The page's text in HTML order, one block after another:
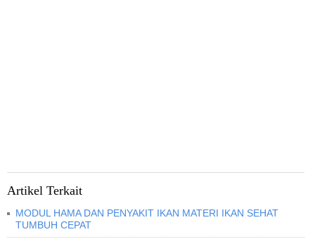
Artikel Terkait
MODUL HAMA DAN PENYAKIT IKAN MATERI IKAN SEHAT
TUMBUH CEPAT